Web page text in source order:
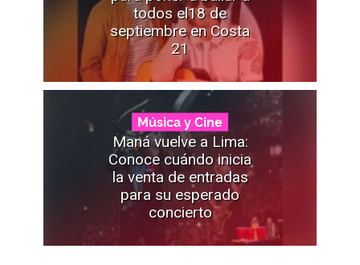
todos el18 de
septiembre en Costa
21
Música y Cine
Maná vuelve a Lima:
Conoce cuándo inicia
la venta de entradas
para su esperado
concierto